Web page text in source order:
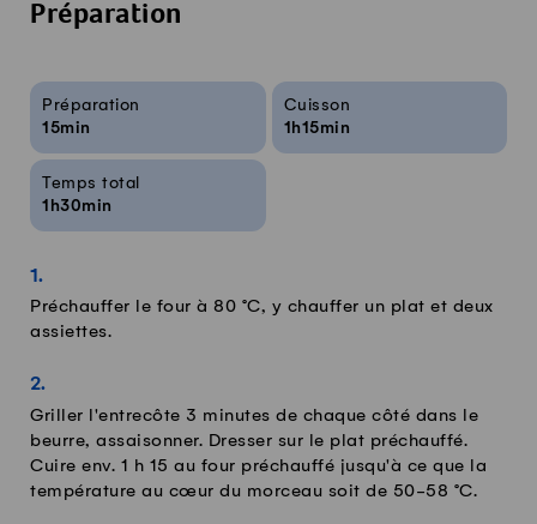
Préparation
Infos sur la recette
Préparation
15min
Cuisson
1h15min
Temps total
1h30min
Préchauffer le four à 80 °C, y chauffer un plat et deux
assiettes.
Griller l'entrecôte 3 minutes de chaque côté dans le
beurre, assaisonner. Dresser sur le plat préchauffé.
Cuire env. 1 h 15 au four préchauffé jusqu'à ce que la
température au cœur du morceau soit de 50-58 °C.